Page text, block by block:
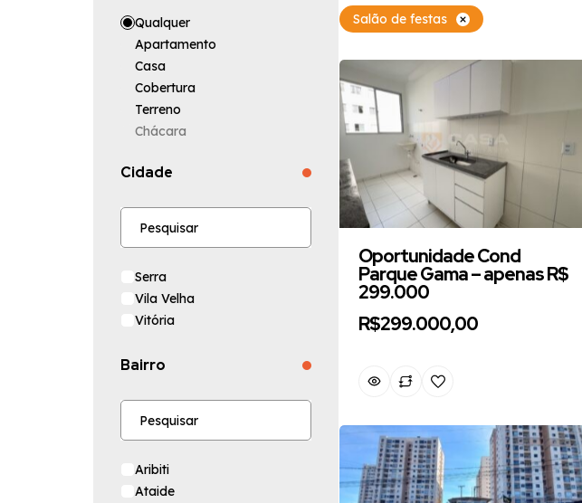
Qualquer
Apartamento
Casa
Cobertura
Terreno
Chácara
Loja
Cidade
Serra
Vila Velha
Vitória
Bairro
Aribiti
Ataide
Salão de festas
Oportunidade Cond
Parque Gama – apenas R$
299.000
R$299.000,00